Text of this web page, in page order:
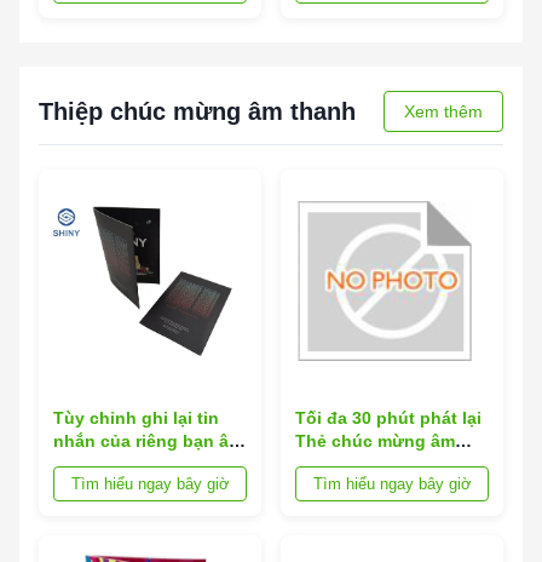
Thiệp chúc mừng âm thanh Xem thêm
Tùy chỉnh ghi lại tin
nhắn của riêng bạn âm
thanh thiệp chúc
mừng phong bì bao
cho các sự kiện công
Tìm hiểu ngay bây giờ
Tối đa 30 phút phát lại
Thẻ chúc mừng âm
thanh với nút nhấn để
phát âm hoàn hảo cho
Tìm hiểu ngay bây giờ